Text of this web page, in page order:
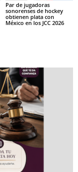
Par de jugadoras
sonorenses de hockey
obtienen plata con
México en los JCC 2026